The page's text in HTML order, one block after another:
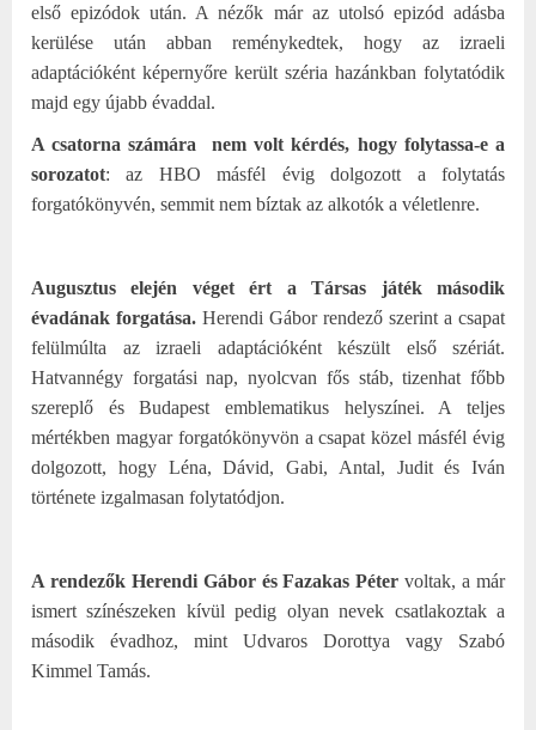
első epizódok után. A nézők már az utolsó epizód adásba
kerülése után abban reménykedtek, hogy az izraeli
adaptációként képernyőre került széria hazánkban folytatódik
majd egy újabb évaddal.
A csatorna számára nem volt kérdés, hogy folytassa-e a
sorozatot: az HBO másfél évig dolgozott a folytatás
forgatókönyvén, semmit nem bíztak az alkotók a véletlenre.
Augusztus elején véget ért a Társas játék második
évadának forgatása. Herendi Gábor rendező szerint a csapat
felülmúlta az izraeli adaptációként készült első szériát.
Hatvannégy forgatási nap, nyolcvan fős stáb, tizenhat főbb
szereplő és Budapest emblematikus helyszínei. A teljes
mértékben magyar forgatókönyvön a csapat közel másfél évig
dolgozott, hogy Léna, Dávid, Gabi, Antal, Judit és Iván
története izgalmasan folytatódjon.
A rendezők Herendi Gábor és Fazakas Péter voltak, a már
ismert színészeken kívül pedig olyan nevek csatlakoztak a
második évadhoz, mint Udvaros Dorottya vagy Szabó
Kimmel Tamás.